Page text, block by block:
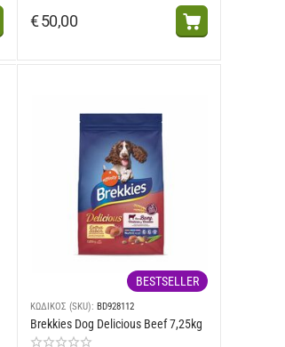
€50,00
BESTSELLER
ΚΩΔΙΚΟΣ (SKU): BD928112
Brekkies Dog Delicious Beef 7,25kg